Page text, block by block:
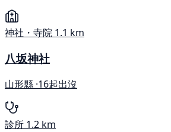
神社・寺院 1.1 km
八坂神社
山形縣 ·16起出沒
診所 1.2 km